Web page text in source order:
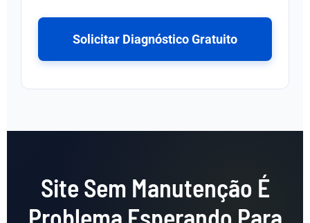
Solicitar Diagnóstico Gratuito
Site Sem Manutenção É